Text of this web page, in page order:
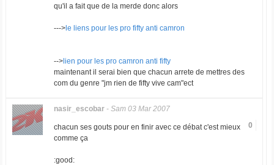
qu'il a fait que de la merde donc alors
--->le liens pour les pro fifty anti camron
-->lien pour les pro camron anti fifty
maintenant il serai bien que chacun arrete de mettres des
com du genre "jm rien de fifty vive cam"ect
nasir_escobar- Sam 03 Mar 2007
0
chacun ses gouts pour en finir avec ce débat c'est mieux
comme ça
:good: